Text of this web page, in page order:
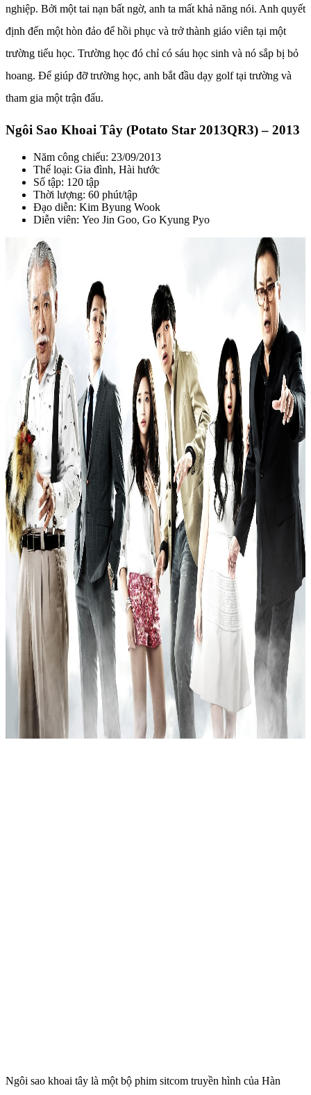
nghiệp. Bởi một tai nạn bất ngờ, anh ta mất khả năng nói. Anh quyết
định đến một hòn đảo để hồi phục và trở thành giáo viên tại một
trường tiểu học. Trường học đó chỉ có sáu học sinh và nó sắp bị bỏ
hoang. Để giúp đỡ trường học, anh bắt đầu dạy golf tại trường và
tham gia một trận đấu.
Ngôi Sao Khoai Tây (Potato Star 2013QR3) – 2013
Năm công chiếu: 23/09/2013
Thể loại: Gia đình, Hài hước
Số tập: 120 tập
Thời lượng: 60 phút/tập
Đạo diễn: Kim Byung Wook
Diễn viên: Yeo Jin Goo, Go Kyung Pyo
Ngôi sao khoai tây là một bộ phim sitcom truyền hình của Hàn